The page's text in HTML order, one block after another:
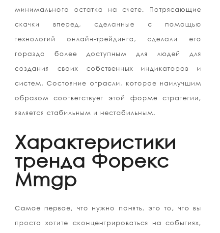
минимального остатка на счете. Потрясающие
скачки вперед, сделанные с помощью
технологий онлайн-трейдинга, сделали его
гораздо более доступным для людей для
создания своих собственных индикаторов и
систем. Состояние отрасли, которое наилучшим
образом соответствует этой форме стратегии,
является стабильным и нестабильным.
Характеристики
тренда Форекс
Mmgp
Самое первое, что нужно понять, это то, что вы
просто хотите сконцентрироваться на событиях,